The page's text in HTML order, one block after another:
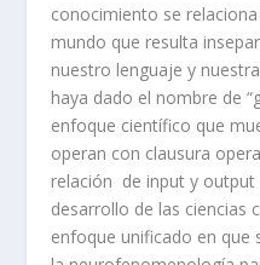
conocimiento se
mundo que resulta
nuestro lenguaje y
haya dado el nombre de
enfoque científico que
operan con clausura
relación de input y output
desarrollo de las ciencias
enfoque unificado en